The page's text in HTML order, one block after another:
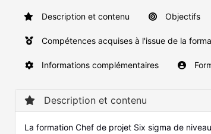
Description et contenu Objectifs
Compétences acquises à l'issue de la
Informations complémentaires
Description et contenu
La formation Chef de projet Six sigma de